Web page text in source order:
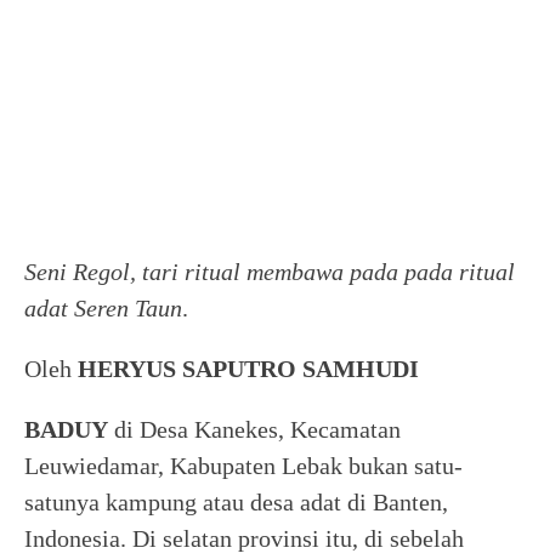
Seni Regol, tari ritual membawa pada pada ritual
adat Seren Taun.
Oleh HERYUS SAPUTRO SAMHUDI
BADUY di Desa Kanekes, Kecamatan
Leuwiedamar, Kabupaten Lebak bukan satu-
satunya kampung atau desa adat di Banten,
Indonesia. Di selatan provinsi itu, di sebelah